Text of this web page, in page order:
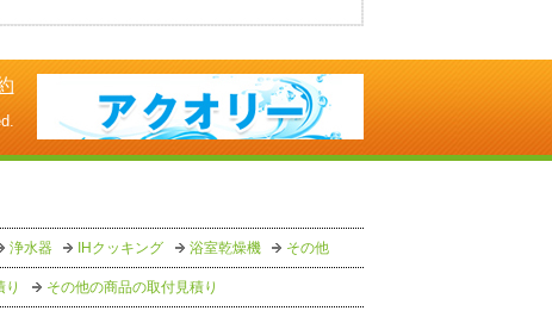
浄水器 IHクッキング 浴室乾燥機 その他
り その他の商品の取付見積り